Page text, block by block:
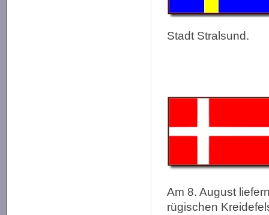
Stadt Stralsund.
Am 8. August
rügischen